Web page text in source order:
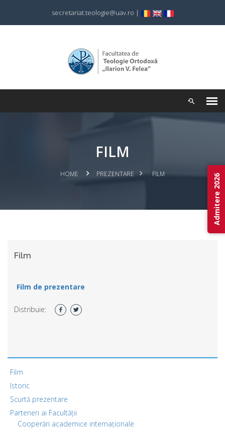
secretariat.teologie@uav.ro |
FILM
HOME PREZENTARE FILM
Film
Film de prezentare
Distribuie:
Film
Istoric
Scurtă prezentare
Parteneri ai Facultății
Cooperări academice internaționale
Admitere 2026